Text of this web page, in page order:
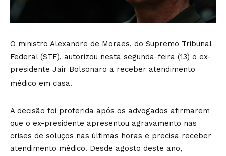
O ministro Alexandre de Moraes, do Supremo Tribunal
Federal (STF), autorizou nesta segunda-feira (13) o ex-
presidente Jair Bolsonaro a receber atendimento
médico em casa.
A decisão foi proferida após os advogados afirmarem
que o ex-presidente apresentou agravamento nas
crises de soluços nas últimas horas e precisa receber
atendimento médico. Desde agosto deste ano,